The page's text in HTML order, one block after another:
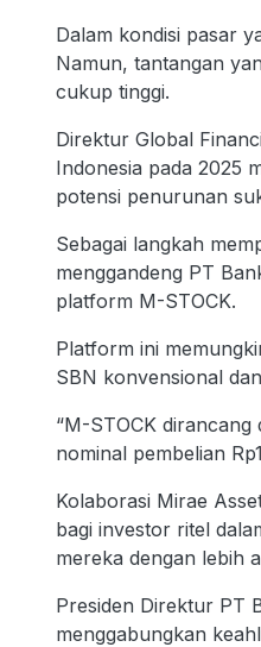
Dalam kondisi pasar
Namun, tantangan
cukup tinggi.
Direktur Global
Indonesia pada 2025
potensi penurunan
Sebagai langkah
menggandeng PT
platform M-STOCK.
Platform ini
SBN konvensional
“M-STOCK
nominal pembelian
Kolaborasi Mirae
bagi investor ritel
mereka dengan lebih
Presiden Direktur PT
menggabungkan